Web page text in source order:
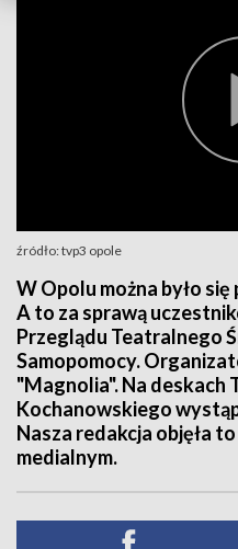
źródło: tvp3 opole
W Opolu można było
A to za sprawą
Przeglądu Teatralnego
Samopomocy.
"Magnolia". Na deskach
Kochanowskiego
Nasza redakcja objęła
medialnym.